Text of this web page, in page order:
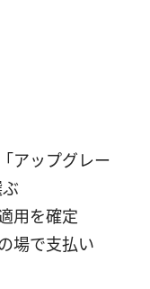
アップグレー
用を確定
場で支払い